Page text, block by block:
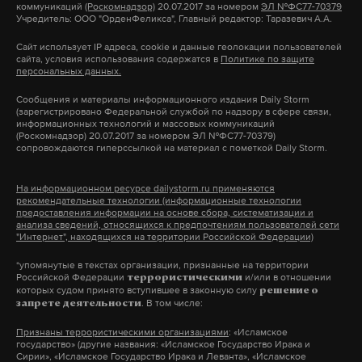
коммуникаций (Роскомнадзор) 20.07.2017 за номером ЭЛ №ФС77-70379
Учредитель: ООО "ОрденФеликса", Главный редактор: Таразевич А.А.
Сайт использует IP адреса, cookie и данные геолокации пользователей
сайта, условия использования содержатся в Политике по защите
персональных данных.
Сообщения и материалы информационного издания Daily Storm
(зарегистрировано Федеральной службой по надзору в сфере связи,
информационных технологий и массовых коммуникаций
(Роскомнадзор) 20.07.2017 за номером ЭЛ №ФС77-70379)
сопровождаются гиперссылкой на материал с пометкой Daily Storm.
На информационном ресурсе dailystorm.ru применяются
рекомендательные технологии (информационные технологии
предоставления информации на основе сбора, систематизации и
анализа сведений, относящихся к предпочтениям пользователей сети
"Интернет", находящихся на территории Российской Федерации)
*упомянутые в текстах организации, признанные на территории
Российской Федерации террористическими и/или в отношении
которых судом принято вступившее в законную силу решение о
запрете деятельности. В том числе:
Признаны террористическими организациями: «Исламское
государство» (другие названия: «Исламское Государство Ирака и
Сирии», «Исламское Государство Ирака и Леванта», «Исламское